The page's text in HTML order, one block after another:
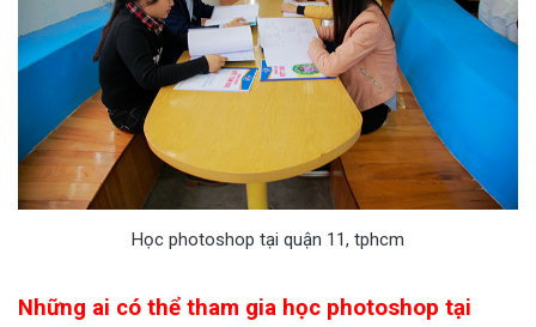
Học photoshop tại quận 11, tphcm
Những ai có thể tham gia học photoshop tại